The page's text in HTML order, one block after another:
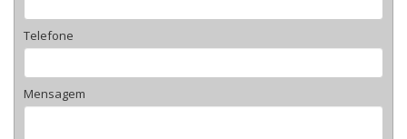
Telefone
Mensagem